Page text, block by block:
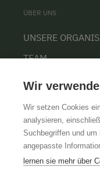
ÜBER UNS
UNSERE
TEAM
AGB
Wir
Wir setzen Cookies
analysieren,
Suchbegriffen und
angepasste
lernen sie mehr über